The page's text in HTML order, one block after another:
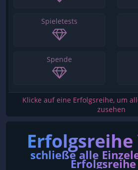
Spieletests
Spende
Klicke auf eine Erfolgsreihe, um
zusehen
Erfolgsreihe
schließe alle